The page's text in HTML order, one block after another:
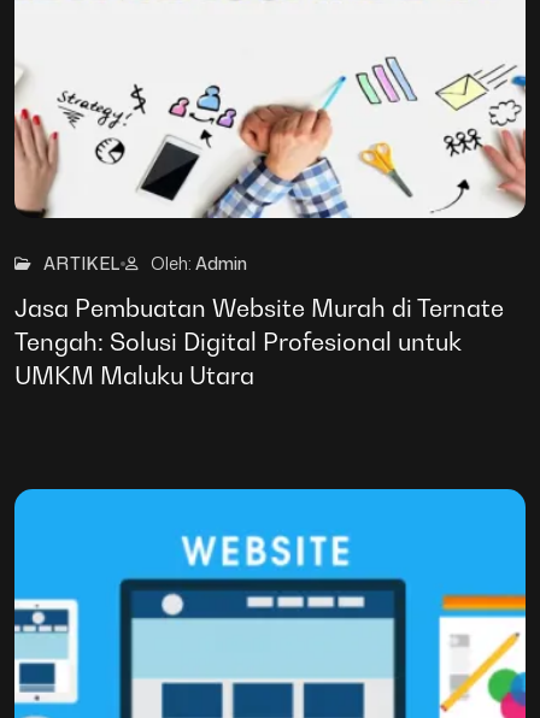
ARTIKEL Oleh: Admin
Jasa Pembuatan Website Murah di Ternate
Tengah: Solusi Digital Profesional untuk
UMKM Maluku Utara